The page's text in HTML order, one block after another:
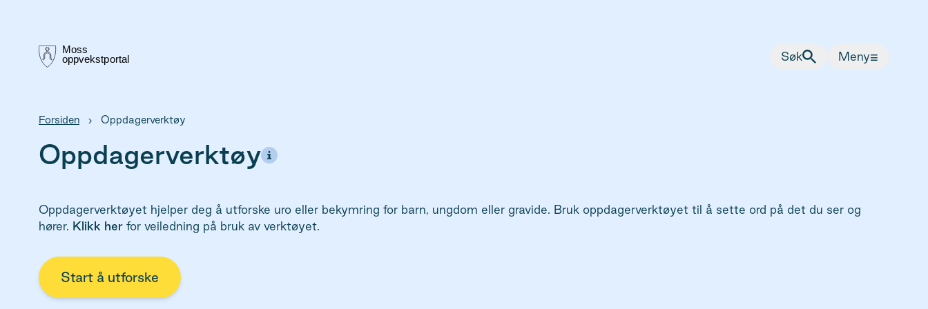
Søk Meny≡
Forsiden › Oppdagerverktøy
Oppdagerverktøy
Oppdagerverktøyet hjelper deg å utforske uro eller bekymring for barn, ungdom eller gravide. Bruk oppdagerverktøyet til å sette ord på det du ser og
hører. Klikk her for veiledning på bruk av verktøyet.
Start å utforske